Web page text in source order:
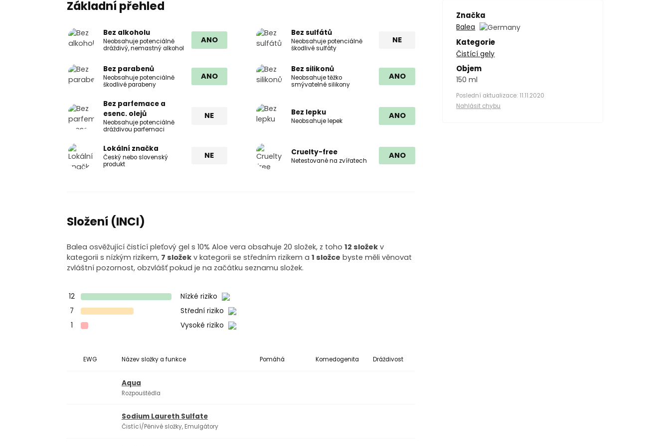
Základní přehled
Bez alkoholu
Neobsahuje potenciálně
dráždivý, nemastný alkohol
ANO
Bez sulfátů
Neobsahuje potenciálně
škodlivé sulfáty
NE
Bez parabenů
Neobsahuje potenciálně
škodlivé parabeny
ANO
Bez silikonů
Neobsahuje těžko
smývatelné silikony
ANO
Bez parfemace a
esenc. olejů
Neobsahuje potenciálně
dráždivou parfemaci
NE Bez lepku
Neobsahuje lepek
ANO
Lokální značka
Český nebo slovenský
produkt
NE Cruelty-free
Netestované na zvířatech
ANO
Složení (INCI)
Balea osvěžující čistící pleťový gel s 10% Aloe vera obsahuje 20 složek, z toho12 složek v
kategorii s nízkým rizikem, 7 složek v kategorii se středním rizikem a1 složce byste měli věnovat
zvláštní pozornost, obzvlášť pokud je na začátku seznamu složek.
12
Nízké riziko
7
Střední riziko
1
Vysoké riziko
EWG Název složky a funkce Pomáhá Komedogenita Dráždivost
Aqua
Rozpouštědla
Sodium Laureth Sulfate
Čistící/Pěnivé složky, Emulgátory
Značka
Balea
Kategorie
Čistící gely
Objem
150 ml
Poslední aktualizace: 11.11.2020
Nahlásit chybu